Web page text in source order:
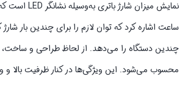
ساعت اشاره کرد که توان لازم را برای چندین بار
محسوب می‌شود. این ویژگی‌ها در کنار ظرفیت بالا و